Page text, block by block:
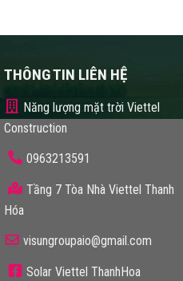
THÔNG TIN LIÊN HỆ
Năng lượng mặt trời Viettel
Construction
0963213591
Tầng 7 Tòa Nhà Viettel Thanh
Hóa
visungroupaio@gmail.com
Solar Viettel ThanhHoa